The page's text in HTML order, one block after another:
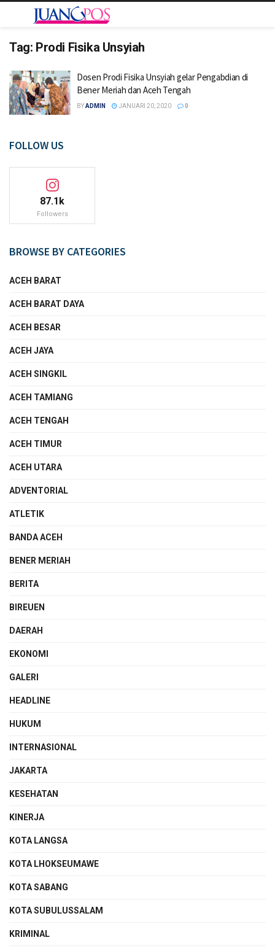
Tag: Prodi Fisika Unsyiah
Dosen Prodi Fisika Unsyiah gelar Pengabdian di
Bener Meriah dan Aceh Tengah
BYADMIN JANUARI 20, 2020 0
FOLLOW US
87.1k
Followers
BROWSE BY CATEGORIES
ACEH BARAT
ACEH BARAT DAYA
ACEH BESAR
ACEH JAYA
ACEH SINGKIL
ACEH TAMIANG
ACEH TENGAH
ACEH TIMUR
ACEH UTARA
ADVENTORIAL
ATLETIK
BANDA ACEH
BENER MERIAH
BERITA
BIREUEN
DAERAH
EKONOMI
GALERI
HEADLINE
HUKUM
INTERNASIONAL
JAKARTA
KESEHATAN
KINERJA
KOTA LANGSA
KOTA LHOKSEUMAWE
KOTA SABANG
KOTA SUBULUSSALAM
KRIMINAL